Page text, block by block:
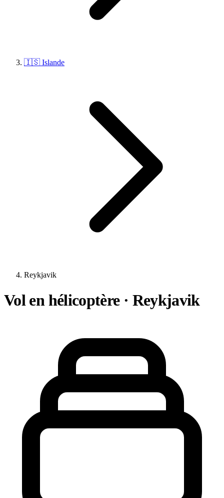
🇮🇸 Islande
Reykjavik
Vol en hélicoptère · Reykjavik